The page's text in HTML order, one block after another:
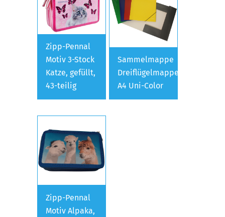
Zipp-Pennal
Motiv 3-Stock
Katze, gefüllt,
43-teilig
Sammelmappe
Dreiflügelmappe
A4 Uni-Color
Zipp-Pennal
Motiv Alpaka,